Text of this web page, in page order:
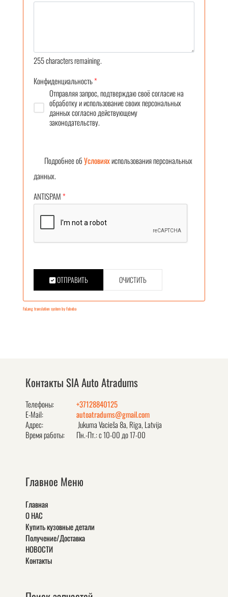
255characters remaining.
Конфиденциальность*
Отправляя запрос, подтверждаю своё согласие на
обработку и использование своих персональных
данных согласно действующему
законодательству.
Подробнее обУсловияхиспользования персональных
данных.
ANTISPAM*
ОТПРАВИТЬ ОЧИСТИТЬ
FaLang translation system by Faboba
Контакты SIA Auto Atradums
Телефоны:
+37128840125
E-Mail:
autoatradums@gmail.com
Адрес:
Jukuma Vacieša 8a, Rīga, Latvija
Время работы:
Пн.-Пт.: с 10-00 до 17-00
Главное Меню
Главная
О НАС
Купить кузовные детали
Получение/Доставка
НОВОСТИ
Контакты